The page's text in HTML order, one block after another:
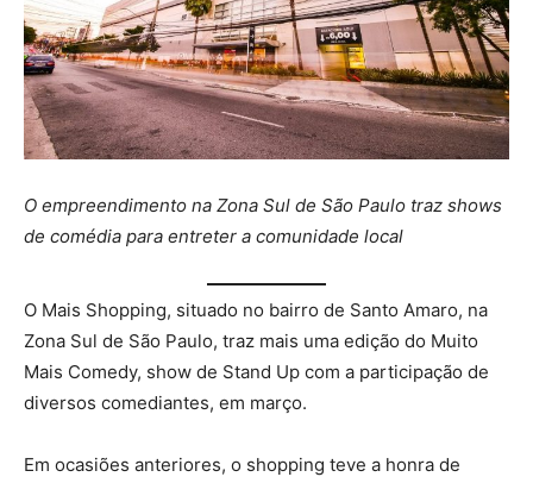
O empreendimento na Zona Sul de São Paulo traz shows
de comédia para entreter a comunidade local
O Mais Shopping, situado no bairro de Santo Amaro, na
Zona Sul de São Paulo, traz mais uma edição do Muito
Mais Comedy, show de Stand Up com a participação de
diversos comediantes, em março.
Em ocasiões anteriores, o shopping teve a honra de